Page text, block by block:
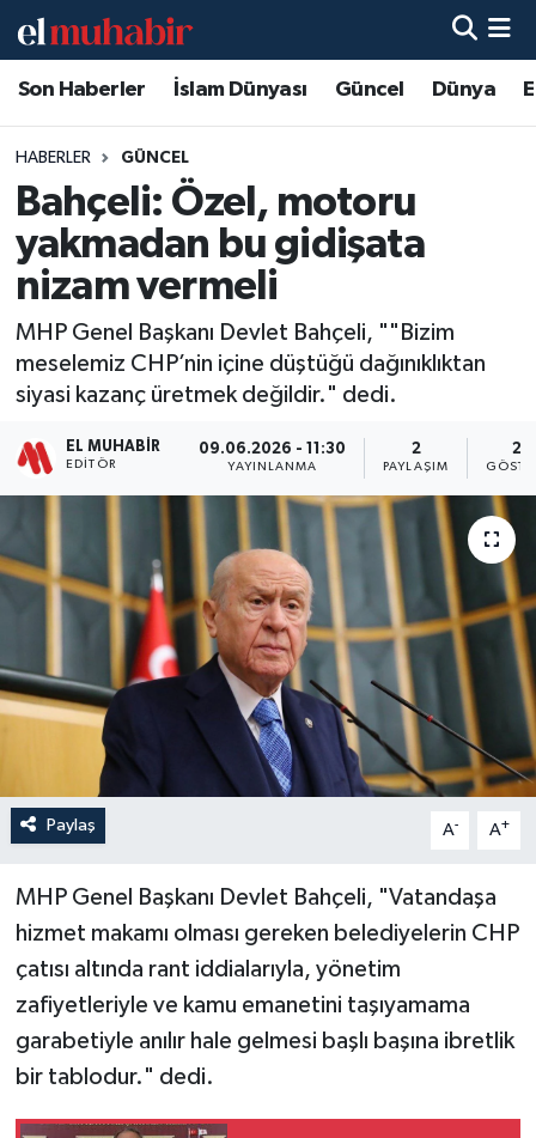
Son Haberler İslam Dünyası Güncel Dünya
HABERLER GÜNCEL
Bahçeli: Özel, motoru
yakmadan bu gidişata
nizam vermeli
MHP Genel Başkanı Devlet Bahçeli, ""Bizim
meselemiz CHP’nin içine düştüğü dağınıklıktan
siyasi kazanç üretmek değildir." dedi.
EL MUHABIR
EDITÖR
09.06.2026 - 11:30
YAYINLANMA
2
PAYLAŞIM
22
Paylaş A- A+
MHP Genel Başkanı Devlet Bahçeli, "Vatandaşa
hizmet makamı olması gereken belediyelerin CHP
çatısı altında rant iddialarıyla, yönetim
zafiyetleriyle ve kamu emanetini taşıyamama
garabetiyle anılır hale gelmesi başlı başına ibretlik
bir tablodur." dedi.
Hava Durumu
Trafik Durumu
Süper Lig Puan Durumu ve Fikstür
Tüm Manşetler
Son Dakika Haberleri
Haber Arşivi